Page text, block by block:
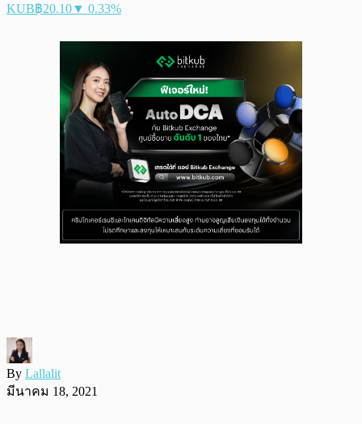
KUB฿20.10▼ 0.33%
By Lallalit
มีนาคม 18, 2021